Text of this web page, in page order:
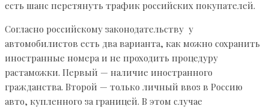
есть шанс перетянуть трафик российских покупателей.
Согласно российскому законодательству у
автомобилистов есть два варианта, как можно сохранить
иностранные номера и не проходить процедуру
растаможки. Первый — наличие иностранного
гражданства. Второй — только личный ввоз в Россию
авто, купленного за границей. В этом случае